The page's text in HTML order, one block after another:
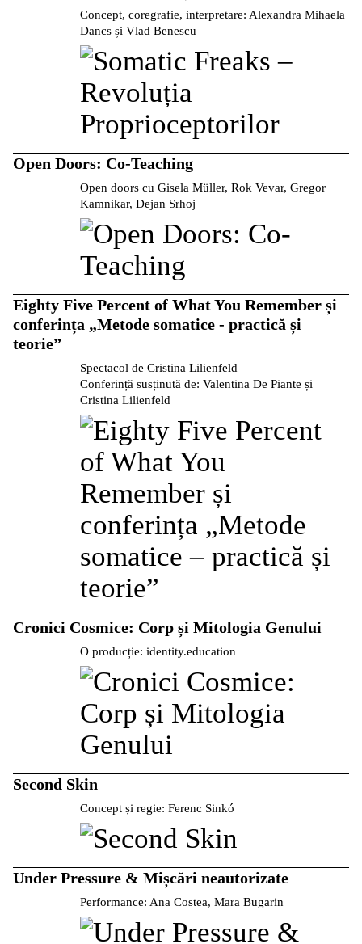
Concept, coregrafie, interpretare: Alexandra Mihaela
Dancs și Vlad Benescu
Open Doors: Co-Teaching
Open doors cu Gisela Müller, Rok Vevar, Gregor
Kamnikar, Dejan Srhoj
Eighty Five Percent of What You Remember și
conferința „Metode somatice - practică și
teorie”
Spectacol de Cristina Lilienfeld
Conferință susținută de: Valentina De Piante și
Cristina Lilienfeld
Cronici Cosmice: Corp și Mitologia Genului
O producție: identity.education
Second Skin
Concept și regie: Ferenc Sinkó
Under Pressure & Mișcări neautorizate
Performance: Ana Costea, Mara Bugarin